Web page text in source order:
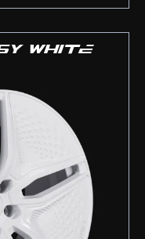
WHITE